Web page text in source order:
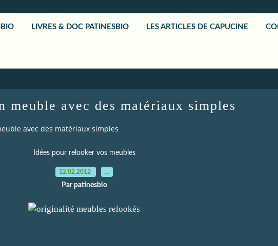
LIVRES & DOC PATINESBIO LES ARTICLES DE CAPUCINE
meuble avec des matériaux simples
avec des matériaux simples
Idées pour relooker vos meubles
12.02.2012 …
Par patinesbio